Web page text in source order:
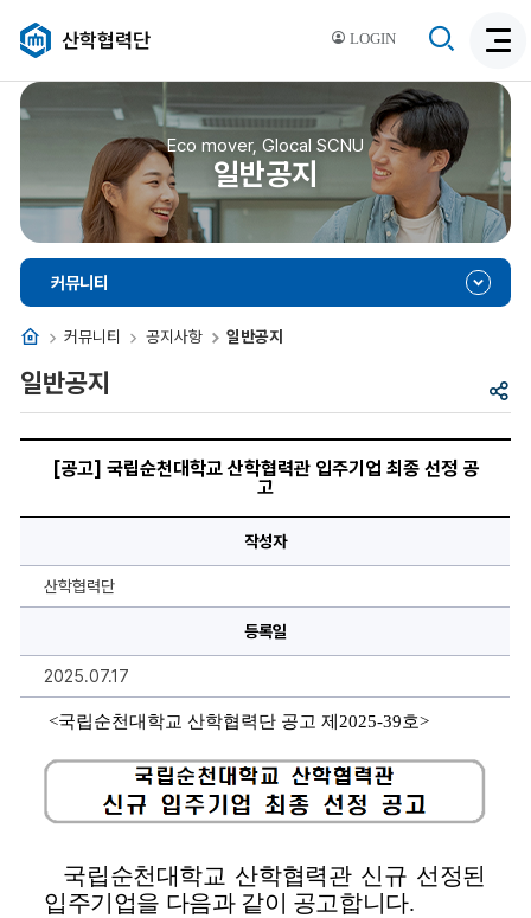
LOGIN
산학협력단
색
활
성
색
Eco mover, Glocal SCNU
일반공지
홈 커뮤니티 공지사항 일반공지
커뮤니티
공
일반공지
순
학
주
[공고] 국립순천대학교 산학협력관 입주기업 최종 선정 공
고
작성자
산학협력단
등록일
2025.07.17
<국립순천대학교 산학협력단 공고 제 2025-39호>
국립순천대학교 산학협력관 신규 선정된
입주기업을 다음과 같이 공고합니다.